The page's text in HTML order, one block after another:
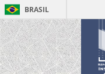
BRASIL